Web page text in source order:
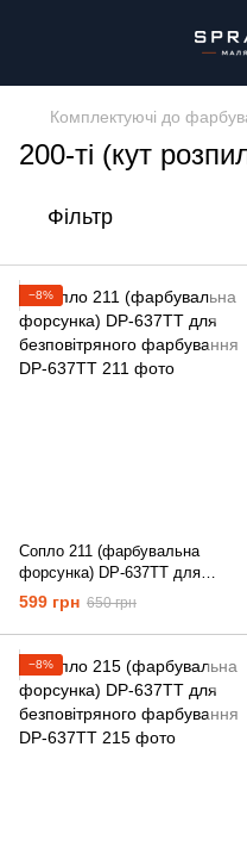
Комплектуючі до
200-ті (кут
Фільтр
−8%
Сопло 211 (фарбувальна
форсунка) DP-637TT для
безповітряного фарбування
599 грн 650 грн
−8%